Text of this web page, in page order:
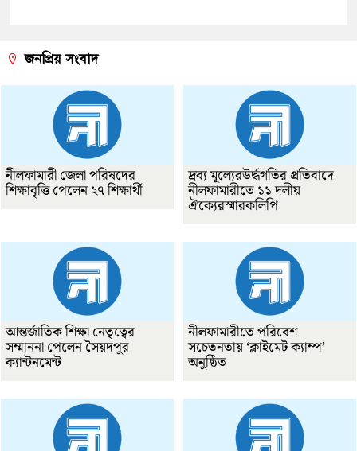
জনপ্রিয় সংবাদ
নীলফামারী জেলা পরিষদের
শিক্ষাবৃত্তি পেলেন ২৭ শিক্ষার্থী
দ্রব্য মূল্যেরউর্দ্ধগতির প্রতিবাদে
নীলফামারীতে ১১ দলীয়
ঐক্যেরস্মারকলিপি
আন্তর্জাতিক শিক্ষা নেতৃত্বের
সম্মাননা পেলেন সৈয়দপুর
ক্যান্টনমেন্ট
নীলফামারীতে পরিবেশ
সচেতনতায় ‘ক্লাইমেট ক্যাম্প’
অনুষ্ঠিত